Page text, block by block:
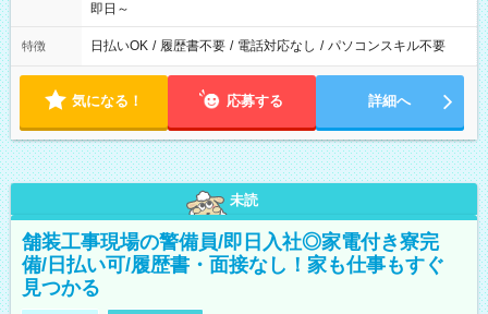
即日～
特徴 日払いOK / 履歴書不要 / 電話対応なし / パソコンスキル不要
気になる！ 応募する 詳細へ
未読
舗装工事現場の警備員/即日入社◎家電付き寮完
備/日払い可/履歴書・面接なし！家も仕事もすぐ
見つかる